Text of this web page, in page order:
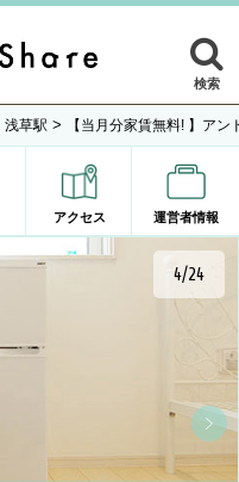
検索
浅草駅 > 【当月分家賃無料! 】アン
アクセス 運営者情報
4/24